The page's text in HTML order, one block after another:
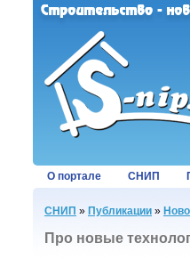
О портале СНИП
СНИП » Публикации »
Про новые